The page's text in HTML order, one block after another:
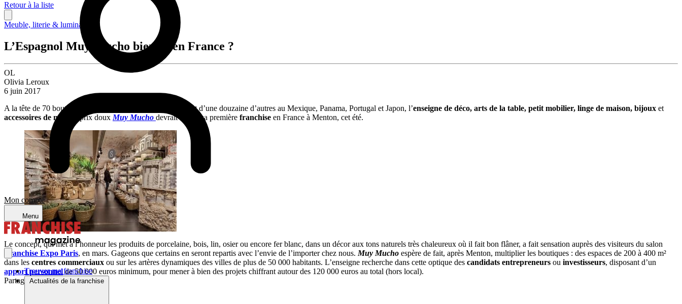
Mon compte
Menu
Trouver ma franchise
Actualités de la franchise
Retour à la liste
Meuble, literie & luminaire
L’Espagnol Muy Mucho bientôt en France ?
OL
Olivia Leroux
6 juin 2017
A la tête de 70 boutiques en
, son pays d’origine, et d’une douzaine d’autres au Mexique, Panama, Portugal et Japon, l’enseigne de déco, arts de la table, petit mobilier, linge de maison, bijoux et
accessoires de mode
à prix doux Muy Mucho devrait ouvrir sa première franchise en France à Menton, cet été.
Le concept, qui met à l’honneur les produits de porcelaine, bois, lin, osier ou encore fer blanc, dans un décor aux tons naturels très chaleureux où il fait bon flâner, a fait sensation auprès des visiteurs du salon
Franchise Expo Paris, en mars. Gageons que certains en seront repartis avec l’envie de l’importer chez nous. Muy Mucho espère de fait, après Menton, multiplier les boutiques : des espaces de 200 à 400 m²
dans les centres commerciaux ou sur les artères dynamiques des villes de plus de 50 000 habitants. L’enseigne recherche dans cette optique des candidats entrepreneurs ou investisseurs, disposant d’un
apport personnelde 50 000 euros minimum, pour mener à bien des projets chiffrant autour des 120 000 euros au total (hors local).
Partager sur :